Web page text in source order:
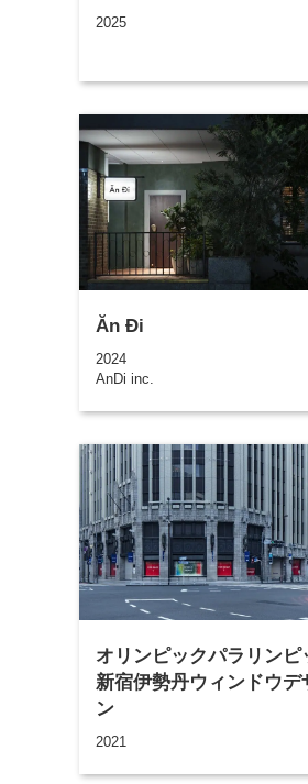
2025
Ăn Đi
2024
AnDi inc.
オリンピックパラリンピ
新宿伊勢丹ウィンドウデ
ン
2021